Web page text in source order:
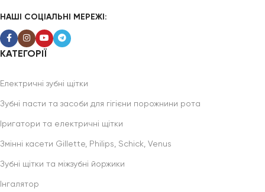
НАШІ СОЦІАЛЬНІ МЕРЕЖІ:
КАТЕГОРІЇ
Електричні зубні щітки
Зубні пасти та засоби для гігієни порожнини рота
Іригатори та електричні щітки
Змінні касети Gillette, Philips, Schick, Venus
Зубні щітки та міжзубні йоржики
Інгалятор